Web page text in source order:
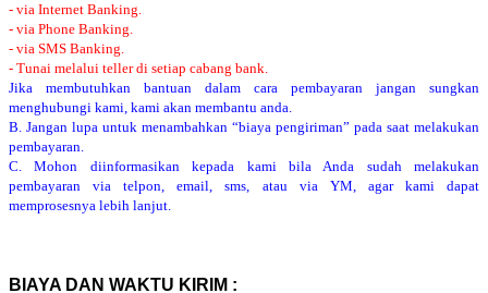
- via Internet Banking.
- via Phone Banking.
- via SMS Banking.
- Tunai melalui teller di setiap cabang bank.
Jika membutuhkan bantuan dalam cara pembayaran jangan sungkan
menghubungi kami, kami akan membantu anda.
B. Jangan lupa untuk menambahkan “biaya pengiriman” pada saat melakukan
pembayaran.
C. Mohon diinformasikan kepada kami bila Anda sudah melakukan
pembayaran via telpon, email, sms, atau via YM, agar kami dapat
memprosesnya lebih lanjut.
BIAYA DAN WAKTU KIRIM :